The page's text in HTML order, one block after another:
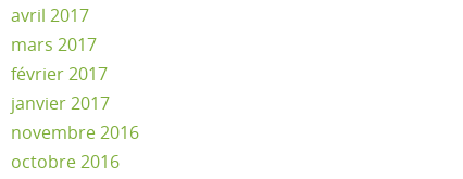
avril 2017
mars 2017
février 2017
janvier 2017
novembre 2016
octobre 2016